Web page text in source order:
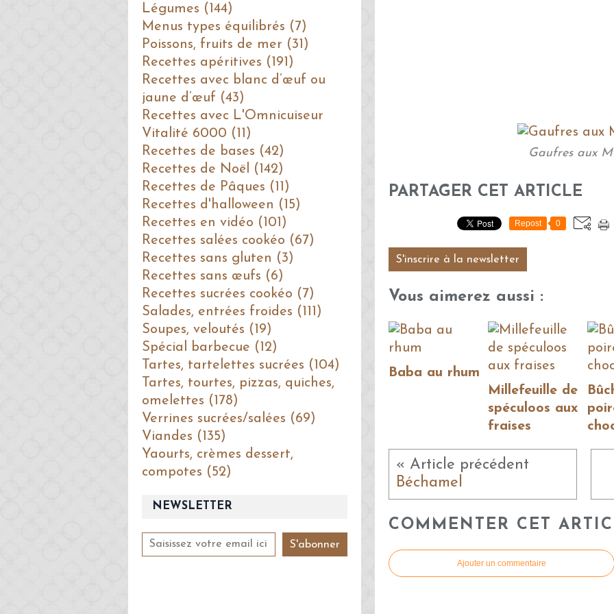
Gaufres aux
PARTAGER CET ARTICLE
Repost 0
S'inscrire à la newsletter
Vous aimerez aussi :
Baba au rhum
Millefeuille de
spéculoos aux
fraises
« Article précédent
Béchamel
COMMENTER CET
Ajouter un commentaire
NEWSLETTER
Légumes (144)
Menus types équilibrés (7)
Poissons, fruits de mer (31)
Recettes apéritives (191)
Recettes avec blanc d’œuf ou
jaune d’œuf (43)
Recettes avec L'Omnicuiseur
Vitalité 6000 (11)
Recettes de bases (42)
Recettes de Noël (142)
Recettes de Pâques (11)
Recettes d'halloween (15)
Recettes en vidéo (101)
Recettes salées cookéo (67)
Recettes sans gluten (3)
Recettes sans œufs (6)
Recettes sucrées cookéo (7)
Salades, entrées froides (111)
Soupes, veloutés (19)
Spécial barbecue (12)
Tartes, tartelettes sucrées (104)
Tartes, tourtes, pizzas, quiches,
omelettes (178)
Verrines sucrées/salées (69)
Viandes (135)
Yaourts, crèmes dessert,
compotes (52)